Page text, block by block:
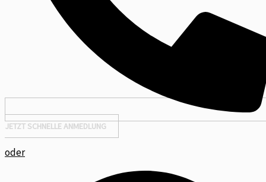
JETZT SCHNELLE ANMEDLUNG
oder